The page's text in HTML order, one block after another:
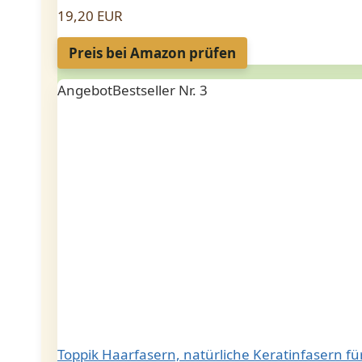
19,20 EUR
Preis bei Amazon prüfen
AngebotBestseller Nr. 3
Toppik Haarfasern, natürliche Keratinfasern